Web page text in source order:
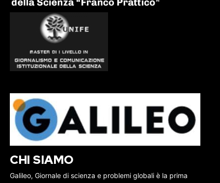
CHI SIAMO
Galileo, Giornale di scienza e problemi globali è la prima